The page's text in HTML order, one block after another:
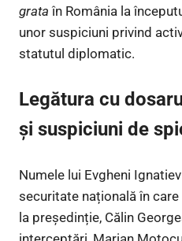
grata în România la
unor suspiciuni privind
statutul diplomatic.
Legătura cu
și suspiciuni de
Numele lui Evgheni
securitate națională în
la președinție, Călin